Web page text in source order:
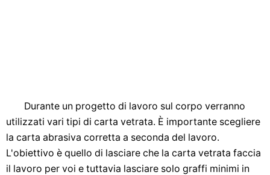
Durante un progetto di lavoro sul corpo verranno
utilizzati vari tipi di carta vetrata. È importante scegliere
la carta abrasiva corretta a seconda del lavoro.
L'obiettivo è quello di lasciare che la carta vetrata faccia
il lavoro per voi e tuttavia lasciare solo graffi minimi in